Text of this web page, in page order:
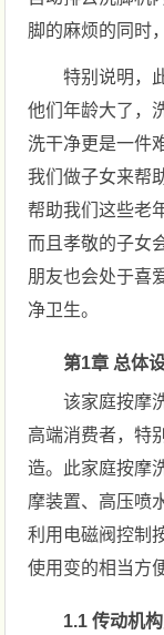
脚的麻烦的同时
特别说明，
他们年龄大了，
洗干净更是一件
我们做子女来帮
帮助我们这些老
而且孝敬的子女
朋友也会处于喜
净卫生。
第1章 总体
该家庭按摩
高端消费者，特
造。此家庭按摩
摩装置、高压喷
利用电磁阀控制
使用变的相当方
1.1 传动机